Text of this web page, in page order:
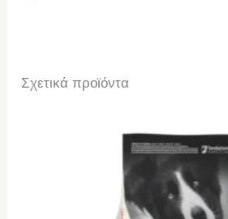
Σχετικά προϊόντα